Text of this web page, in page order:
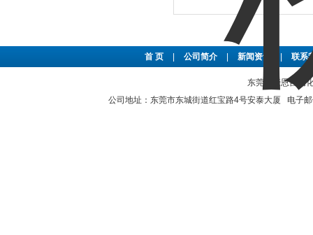
首 页 公司简介 新闻资讯 联系
东莞市豪恩自动
公司地址：东莞市东城街道红宝路4号安泰大厦 电子